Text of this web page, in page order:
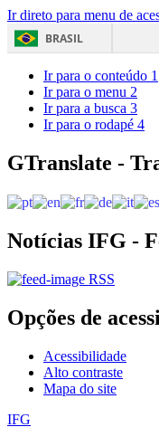
Ir direto para menu de
BRASIL
Ir para o conteúdo 1
Ir para o menu 2
Ir para a busca 3
Ir para o rodapé 4
GTranslate -
Notícias IFG -
RSS
Opções de
Acessibilidade
Alto contraste
Mapa do site
IFG